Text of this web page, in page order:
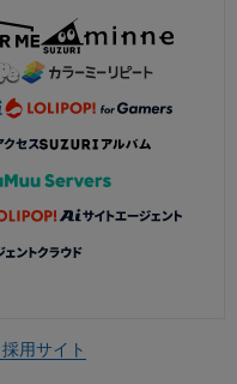
採用サイト